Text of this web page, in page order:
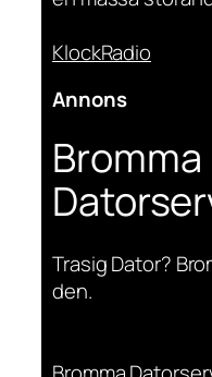
KlockRadio
Annons
Bromma
Trasig Dator?
den.